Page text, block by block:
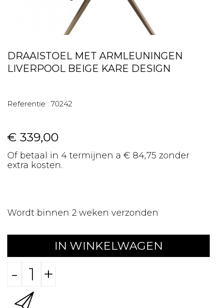
DRAAISTOEL MET ARMLEUNINGEN
LIVERPOOL BEIGE KARE DESIGN
Referentie : 70242
€ 339,00
Of betaal in 4 termijnen a € 84,75 zonder
extra kosten.
Wordt binnen 2 weken verzonden
IN WINKELWAGEN
- +